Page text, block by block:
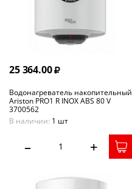
25 364.00
Водонагреватель накопительный
Ariston PRO1 R INOX ABS 80 V
3700562
В наличии: 1 шт
– +